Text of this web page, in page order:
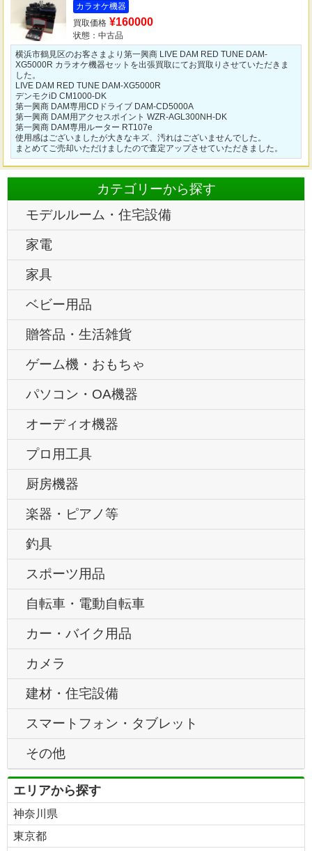
カラオケ機器
買取価格 ¥160000
状態：中古品
横浜市鶴見区のお客さまより第一興商 LIVE DAM RED TUNE DAM-
XG5000R カラオケ機器セットを出張買取にてお買取りさせていただきま
した。
LIVE DAM RED TUNE DAM-XG5000R
デンモクiD CM1000-DK
第一興商 DAM専用CDドライブ DAM-CD5000A
第一興商 DAM用アクセスポイント WZR-AGL300NH-DK
第一興商 DAM専用ルーター RT107e
使用感はございましたが大きなキズ、汚れはございませんでした。
まとめてご売却いただけましたので査定アップさせていただきました。
カテゴリーから探す
モデルルーム・住宅設備
家電
家具
ベビー用品
贈答品・生活雑貨
ゲーム機・おもちゃ
パソコン・OA機器
オーディオ機器
プロ用工具
厨房機器
楽器・ピアノ等
釣具
スポーツ用品
自転車・電動自転車
カー・バイク用品
カメラ
建材・住宅設備
スマートフォン・タブレット
その他
エリアから探す
神奈川県
東京都